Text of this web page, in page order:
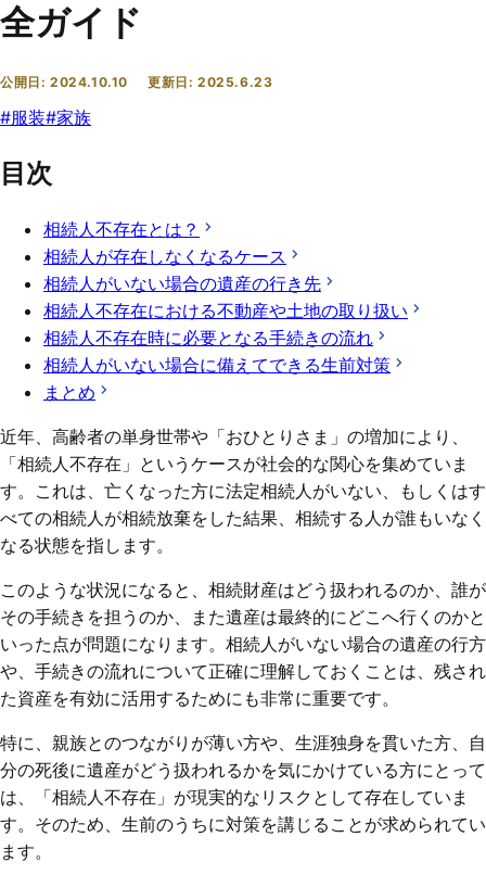
全ガイド
公開日:2024.10.10 更新日:2025.6.23
#服装#家族
目次
相続人不存在とは？
相続人が存在しなくなるケース
相続人がいない場合の遺産の行き先
相続人不存在における不動産や土地の取り扱い
相続人不存在時に必要となる手続きの流れ
相続人がいない場合に備えてできる生前対策
まとめ
近年、高齢者の単身世帯や「おひとりさま」の増加により、
「相続人不存在」というケースが社会的な関心を集めていま
す。これは、亡くなった方に法定相続人がいない、もしくはす
べての相続人が相続放棄をした結果、相続する人が誰もいなく
なる状態を指します。
このような状況になると、相続財産はどう扱われるのか、誰が
その手続きを担うのか、また遺産は最終的にどこへ行くのかと
いった点が問題になります。相続人がいない場合の遺産の行方
や、手続きの流れについて正確に理解しておくことは、残され
た資産を有効に活用するためにも非常に重要です。
特に、親族とのつながりが薄い方や、生涯独身を貫いた方、自
分の死後に遺産がどう扱われるかを気にかけている方にとって
は、「相続人不存在」が現実的なリスクとして存在していま
す。そのため、生前のうちに対策を講じることが求められてい
ます。